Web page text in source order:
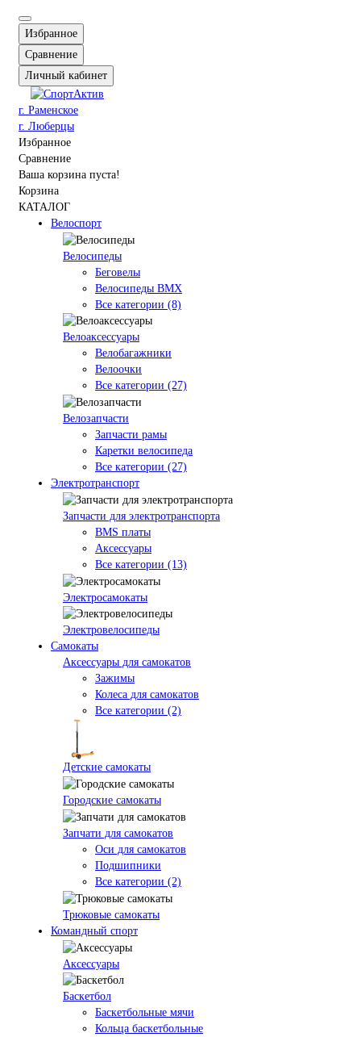
Избранное
Сравнение
Личный кабинет
г. Раменское
г. Люберцы
Избранное
Сравнение
Ваша корзина пуста!
Корзина
КАТАЛОГ
Велоспорт
Велосипеды
Беговелы
Велосипеды BMX
Все категории (8)
Велоаксессуары
Велобагажники
Велоочки
Все категории (27)
Велозапчасти
Запчасти рамы
Каретки велосипеда
Все категории (27)
Электротранспорт
Запчасти для электротранспорта
BMS платы
Аксессуары
Все категории (13)
Электросамокаты
Электровелосипеды
Самокаты
Аксессуары для самокатов
Зажимы
Колеса для самокатов
Все категории (2)
Детские самокаты
Городские самокаты
Запчати для самокатов
Оси для самокатов
Подшипники
Все категории (2)
Трюковые самокаты
Командный спорт
Аксессуары
Баскетбол
Баскетбольные мячи
Кольца баскетбольные